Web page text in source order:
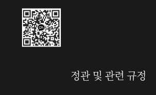
정관 및 관련 규정